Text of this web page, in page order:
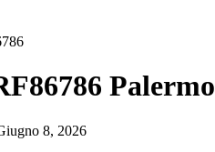
Palermo
8, 2026